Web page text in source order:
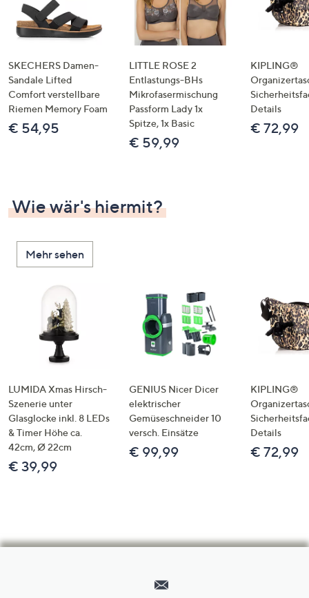
SKECHERS Damen-
Sandale Lifted
Comfort verstellbare
Riemen Memory Foam
€ 54,95
LITTLE ROSE 2
Entlastungs-BHs
Mikrofasermischung
Passform Lady 1x
Spitze, 1x Basic
€ 59,99
KIPLING®
Details
€ 72,99
Wie wär's hiermit?
Mehr sehen
LUMIDA Xmas Hirsch-
Szenerie unter
Glasglocke inkl. 8 LEDs
& Timer Höhe ca.
42cm, Ø 22cm
€ 39,99
GENIUS Nicer Dicer
elektrischer
Gemüseschneider 10
versch. Einsätze
€ 99,99
KIPLING®
Details
€ 72,99